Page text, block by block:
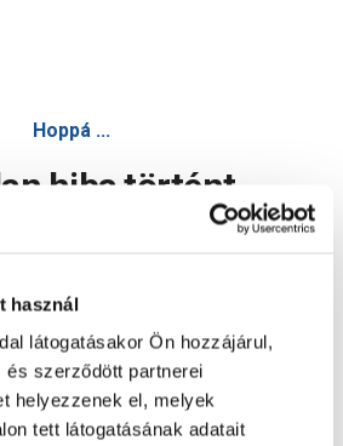
használ
látogatásakor Ön hozzájárul,
szerződött partnerei
helyezzenek el, melyek
tett látogatásának adatait
Hoppá ...
hiba történt
Oldal újratöltése